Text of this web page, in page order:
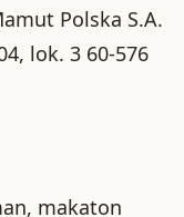
Polska S.A.
lok. 3 60-576
makaton